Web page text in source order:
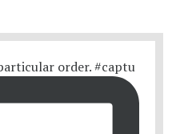
order. #captu